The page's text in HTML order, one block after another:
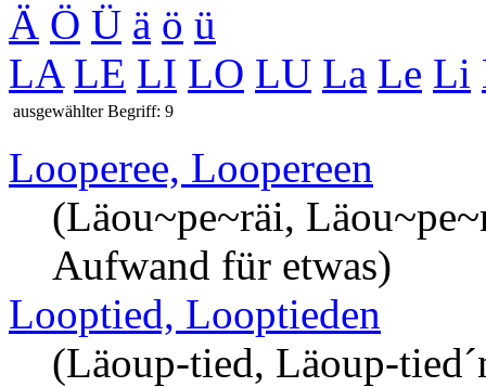
Ä Ö Ü ä ö ü
LA LE LI LO LU La Le Li
ausgewählter Begriff: 9
Looperee, Loopereen
(Läou~pe~räi,
Aufwand für etwas)
Looptied, Looptieden
(Läoup-tied, Läoup-